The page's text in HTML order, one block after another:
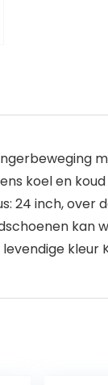
koel en
24 inch,
kleur